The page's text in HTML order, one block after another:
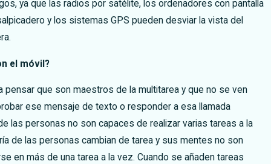
ya que las radios por satélite, los ordenadores con pantalla
y los sistemas GPS pueden desviar la vista del
el móvil?
pensar que son maestros de la multitarea y que no se ven
ese mensaje de texto o responder a esa llamada
las personas no son capaces de realizar varias tareas a la
de las personas cambian de tarea y sus mentes no son
en más de una tarea a la vez. Cuando se añaden tareas